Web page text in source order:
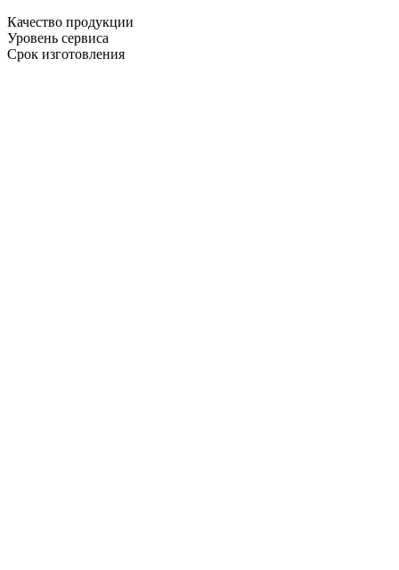
Качество продукции
Уровень сервиса
Срок изготовления